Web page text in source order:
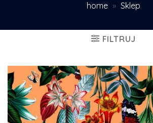
home » Sklep
FILTRUJ